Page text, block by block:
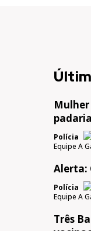
Polícia
Equipe A
Alerta:
Polícia
Equipe A
Três